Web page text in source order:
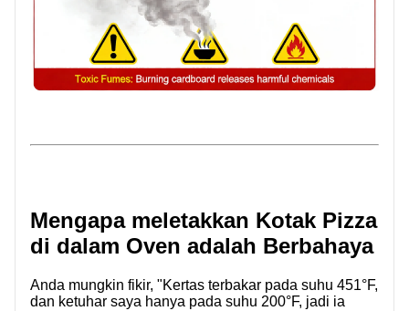
Mengapa meletakkan Kotak Pizza
di dalam Oven adalah Berbahaya
Anda mungkin fikir, "Kertas terbakar pada suhu 451°F,
dan ketuhar saya hanya pada suhu 200°F, jadi ia